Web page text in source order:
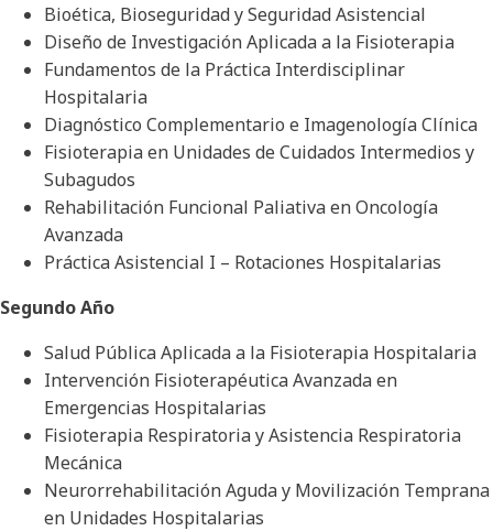
Bioética, Bioseguridad y Seguridad Asistencial
Diseño de Investigación Aplicada a la Fisioterapia
Fundamentos de la Práctica Interdisciplinar
Hospitalaria
Diagnóstico Complementario e Imagenología Clínica
Fisioterapia en Unidades de Cuidados Intermedios y
Subagudos
Rehabilitación Funcional Paliativa en Oncología
Avanzada
Práctica Asistencial I – Rotaciones Hospitalarias
Segundo Año
Salud Pública Aplicada a la Fisioterapia Hospitalaria
Intervención Fisioterapéutica Avanzada en
Emergencias Hospitalarias
Fisioterapia Respiratoria y Asistencia Respiratoria
Mecánica
Neurorrehabilitación Aguda y Movilización Temprana
en Unidades Hospitalarias